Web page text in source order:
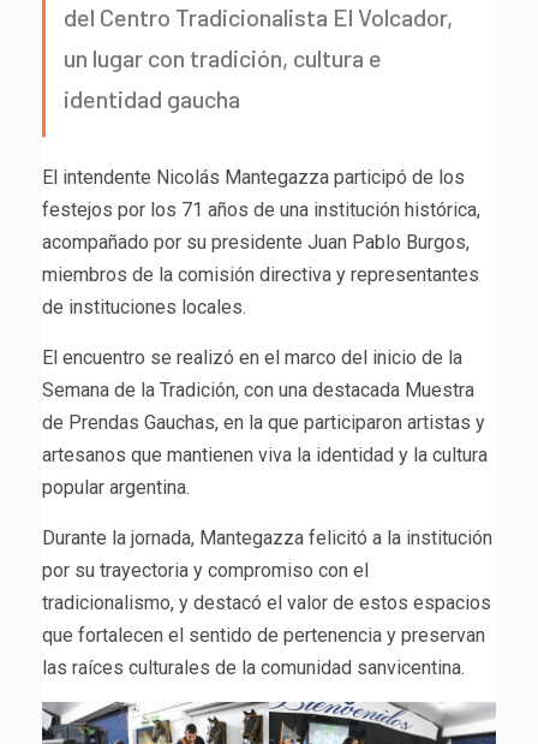
del Centro Tradicionalista El Volcador,
un lugar con tradición, cultura e
identidad gaucha
El intendente Nicolás Mantegazza participó de los
festejos por los 71 años de una institución histórica,
acompañado por su presidente Juan Pablo Burgos,
miembros de la comisión directiva y representantes
de instituciones locales.
El encuentro se realizó en el marco del inicio de la
Semana de la Tradición, con una destacada Muestra
de Prendas Gauchas, en la que participaron artistas y
artesanos que mantienen viva la identidad y la cultura
popular argentina.
Durante la jornada, Mantegazza felicitó a la institución
por su trayectoria y compromiso con el
tradicionalismo, y destacó el valor de estos espacios
que fortalecen el sentido de pertenencia y preservan
las raíces culturales de la comunidad sanvicentina.